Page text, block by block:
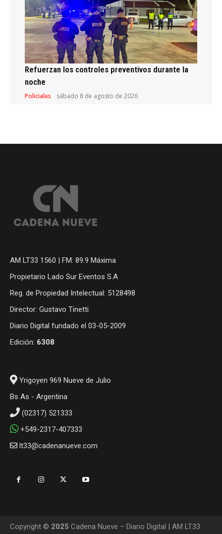
Refuerzan los controles preventivos durante la
noche
Policiales sábado 8 de agosto de 2026
AM LT33 1560 | FM: 89.9 Máxima
Propietario Lado Sur Eventos S.A
Reg. de Propiedad Intelectual: 5128498
Director: Gustavo Tinetti
Diario Digital fundado el 03-05-2009
Edición: 6308
Yrigoyen 969 Nueve de Julio
Bs As - Argentina
(02317) 521333
+549-2317-407333
lt33@cadenanueve.com
Copyright © 2025 Cadena Nueve – Diario Digital | AM LT33